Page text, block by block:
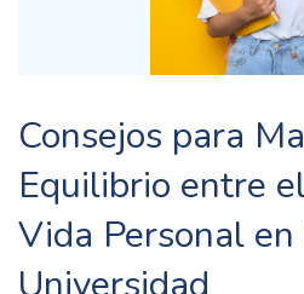
Consejos para
Equilibrio entre
Vida Personal en